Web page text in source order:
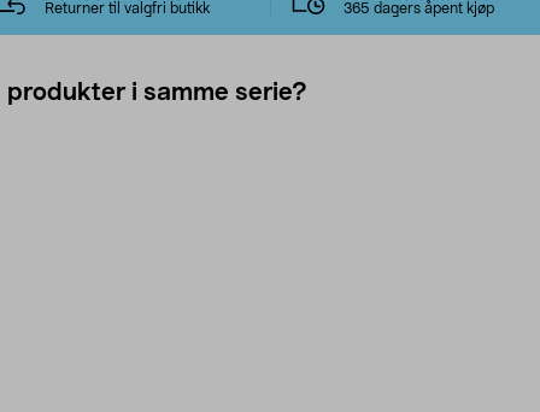
Returner til valgfri butikk
365 dagers åpent kjøp
i samme serie?